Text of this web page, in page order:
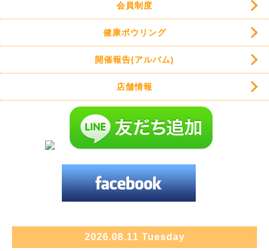
会員制度
健康ボウリング
開催報告(アルバム)
店舗情報
2026.08.11 Tuesday